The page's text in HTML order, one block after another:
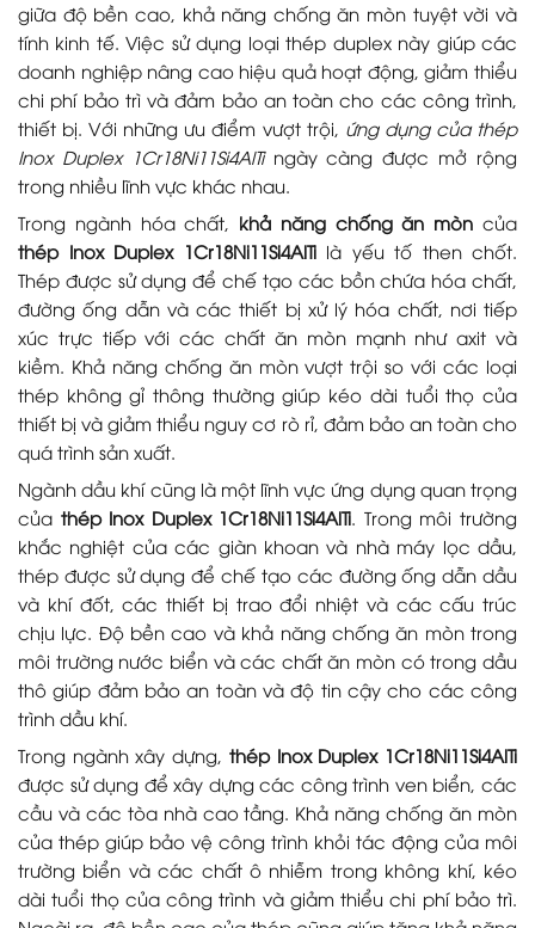
giữa độ bền cao, khả năng chống ăn mòn tuyệt vời và
tính kinh tế. Việc sử dụng loại thép duplex này giúp các
doanh nghiệp nâng cao hiệu quả hoạt động, giảm thiểu
chi phí bảo trì và đảm bảo an toàn cho các công trình,
thiết bị. Với những ưu điểm vượt trội, ứng dụng của thép
Inox Duplex 1Cr18Ni11Si4AlTingày càng được mở rộng
trong nhiều lĩnh vực khác nhau.
Trong ngành hóa chất, khả năng chống ăn mòn của
thép Inox Duplex 1Cr18Ni11Si4AlTilà yếu tố then chốt.
Thép được sử dụng để chế tạo các bồn chứa hóa chất,
đường ống dẫn và các thiết bị xử lý hóa chất, nơi tiếp
xúc trực tiếp với các chất ăn mòn mạnh như axit và
kiềm. Khả năng chống ăn mòn vượt trội so với các loại
thép không gỉ thông thường giúp kéo dài tuổi thọ của
thiết bị và giảm thiểu nguy cơ rò rỉ, đảm bảo an toàn cho
quá trình sản xuất.
Ngành dầu khí cũng là một lĩnh vực ứng dụng quan trọng
của thép Inox Duplex 1Cr18Ni11Si4AlTi. Trong môi trường
khắc nghiệt của các giàn khoan và nhà máy lọc dầu,
thép được sử dụng để chế tạo các đường ống dẫn dầu
và khí đốt, các thiết bị trao đổi nhiệt và các cấu trúc
chịu lực. Độ bền cao và khả năng chống ăn mòn trong
môi trường nước biển và các chất ăn mòn có trong dầu
thô giúp đảm bảo an toàn và độ tin cậy cho các công
trình dầu khí.
Trong ngành xây dựng, thép Inox Duplex 1Cr18Ni11Si4AlTi
được sử dụng để xây dựng các công trình ven biển, các
cầu và các tòa nhà cao tầng. Khả năng chống ăn mòn
của thép giúp bảo vệ công trình khỏi tác động của môi
trường biển và các chất ô nhiễm trong không khí, kéo
dài tuổi thọ của công trình và giảm thiểu chi phí bảo trì.